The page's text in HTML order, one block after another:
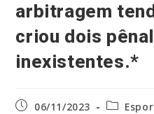
arbitragem
criou dois
inexistentes.*
Post06/11/2023
Categoria